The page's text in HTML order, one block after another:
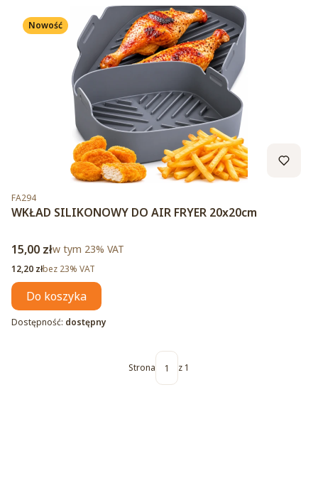
Nowość
Kod produktu
FA294
WKŁAD SILIKONOWY DO AIR FRYER 20x20cm
Cena brutto
15,00 złw tym %s VAT
w tym 23% VAT
Cena netto
12,20 złbez 23% VAT
Do koszyka
Dostępność: dostępny
Strona z 1